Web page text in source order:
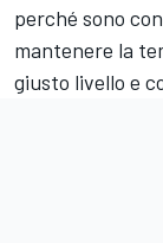
perché sono
mantenere la
giusto livello e